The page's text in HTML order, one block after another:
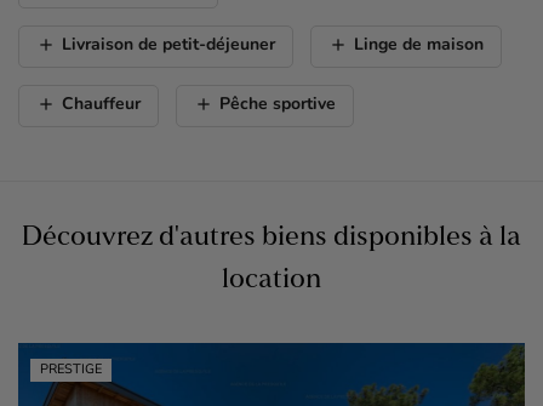
add Livraison de petit-déjeuner add Linge de maison
add Chauffeur add Pêche sportive
Découvrez d'autres biens disponibles à la
location
PRESTIGE